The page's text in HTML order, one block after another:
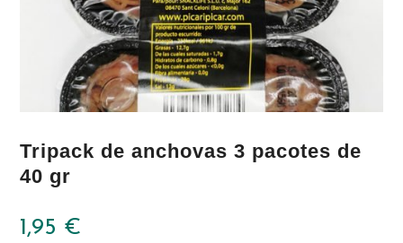
Tripack de anchovas 3 pacotes de
40 gr
1,95 €